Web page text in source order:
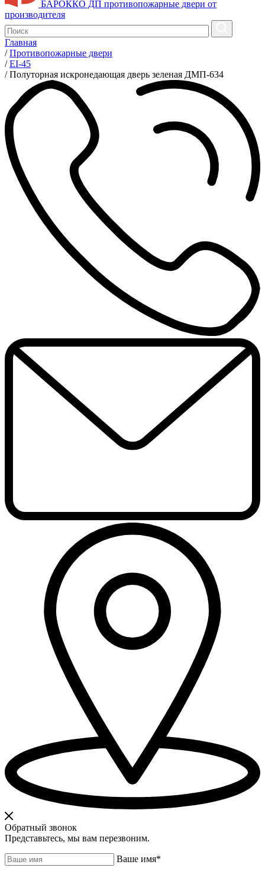
БАРОККО ДП противопожарные двери от
производителя
Главная
/ Противопожарные двери
/ EI-45
/ Полуторная искронедающая дверь зеленая ДМП-634
Обратный звонок
Представьтесь, мы вам перезвоним.
Ваше имя*